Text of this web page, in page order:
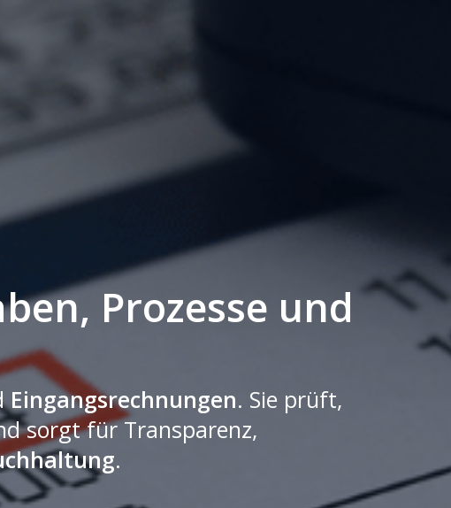
Prozesse und
Eingangsrechnungen. Sie prüft,
sorgt für Transparenz,
.